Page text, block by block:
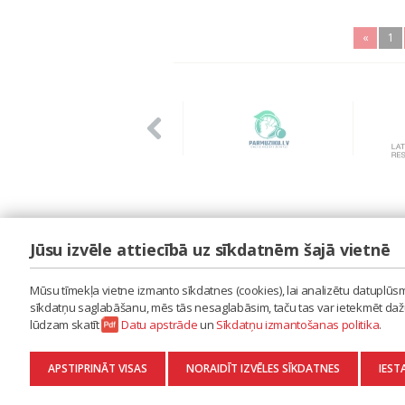
« 1
LAIPA
ES RADU MŪZIKU
AKTUALITĀTES
KONTAKTI
SĪKDATŅU IZMANTOŠANAS POLITIKA
DATU APSTRĀDE
Jūsu izvēle attiecībā uz sīkdatnēm šajā vietnē
Mūsu tīmekļa vietne izmanto sīkdatnes (cookies), lai analizētu
sīkdatņu saglabāšanu, mēs tās nesaglabāsim, taču tas var ietekmēt
lūdzam skatīt
Datu apstrādeun Sīkdatņu izmantošanas politika.
APSTIPRINĀT VISAS NORAIDĪT IZVĒLES SĪKDATNES